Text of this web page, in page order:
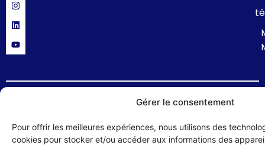
Gérer le consentement
Pour offrir les meilleures expériences, nous utilisons des
cookies pour stocker et/ou accéder aux informations des
© 2024 UMIH 56 : Union des Métiers et des Industries de l'Hôtellerie du
Morbihan – site réalisé par :Studio HLG
Mentions légales Formulaire de contact